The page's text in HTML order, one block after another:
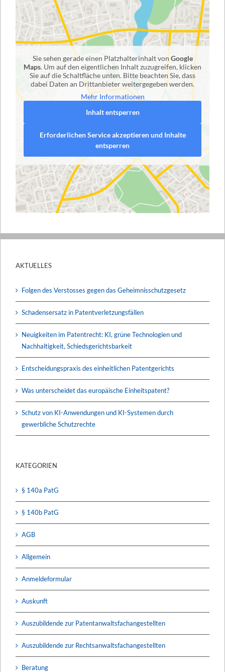
Sie sehen gerade einen Platzhalterinhalt von Google
Maps. Um auf den eigentlichen Inhalt zuzugreifen, klicken
Sie auf die Schaltfläche unten. Bitte beachten Sie, dass
dabei Daten an Drittanbieter weitergegeben werden.
Mehr Informationen
Inhalt entsperren
Erforderlichen Service akzeptieren und Inhalte
entsperren
AKTUELLES
Folgen des Verstosses gegen das Geheimnisschutzgesetz
Schadensersatz in Patentverletzungsfällen
Neuigkeiten im Patentrecht: KI, grüne Technologien und
Nachhaltigkeit, Schiedsgerichtsbarkeit
Entscheidungspraxis des einheitlichen Patentgerichts
Was unterscheidet das europäische Einheitspatent?
Schutz von KI-Anwendungen und KI-Systemen durch
gewerbliche Schutzrechte
KATEGORIEN
§ 140a PatG
§ 140b PatG
AGB
Allgemein
Anmeldeformular
Auskunft
Auszubildende zur Patentanwaltsfachangestellten
Auszubildende zur Rechtsanwaltsfachangestellten
Beratung